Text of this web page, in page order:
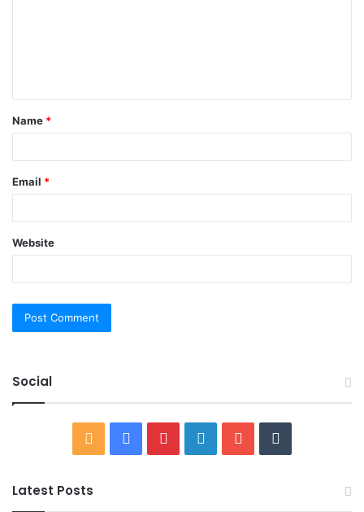
t
*
Name *
Email *
Website
Social
FacebookPinterestLinkedInYouTube
Latest Posts